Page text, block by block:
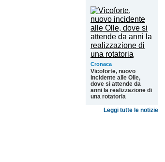
Cronaca
Vicoforte, nuovo
incidente alle Olle,
dove si attende da
anni la realizzazione di
una rotatoria
Leggi tutte le notizie